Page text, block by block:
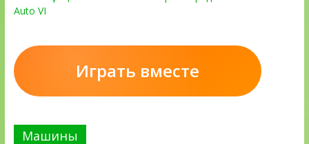
Auto VI
Играть вместе
Машины